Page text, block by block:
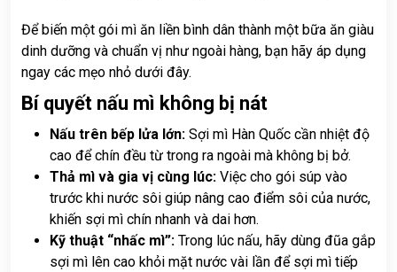
Để biến một gói mì ăn liền bình dân thành một bữa ăn giàu
dinh dưỡng và chuẩn vị như ngoài hàng, bạn hãy áp dụng
ngay các mẹo nhỏ dưới đây.
Bí quyết nấu mì không bị nát
Nấu trên bếp lửa lớn: Sợi mì Hàn Quốc cần nhiệt độ
cao để chín đều từ trong ra ngoài mà không bị bở.
Thả mì và gia vị cùng lúc: Việc cho gói súp vào
trước khi nước sôi giúp nâng cao điểm sôi của nước,
khiến sợi mì chín nhanh và dai hơn.
Kỹ thuật “nhấc mì”: Trong lúc nấu, hãy dùng đũa gắp
sợi mì lên cao khỏi mặt nước vài lần để sợi mì tiếp